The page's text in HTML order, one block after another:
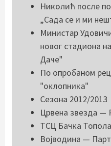
Николић после
„Сада се и ми
Mинистар
новог стадиона
Даче"
По опробаном
"оклопника"
Сезона 2012/2013
Црвена звезда —
ТСЦ Бачка
Војводина —